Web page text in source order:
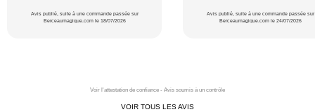
Avis publié, suite à une commande passée sur
Berceaumagique.com le 18/07/2026
Avis publié, suite à une commande passée sur
Berceaumagique.com le 24/07/2026
Voir l'attestation de confiance - Avis soumis à un contrôle
VOIR TOUS LES AVIS